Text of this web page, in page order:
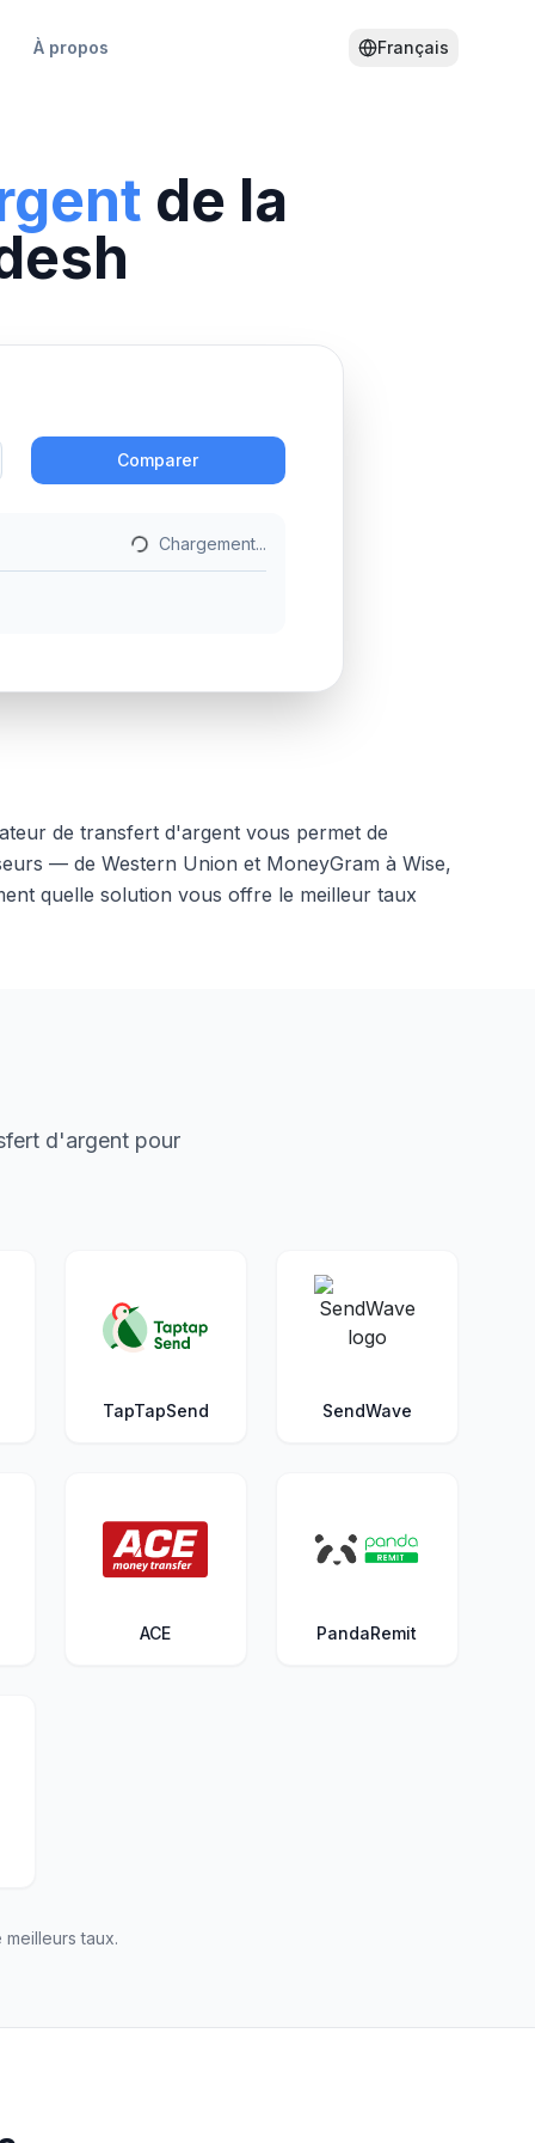
À propos Français
de la
Comparer
Chargement...
de transfert d'argent vous permet de
— de Western Union et MoneyGram à Wise,
quelle solution vous offre le meilleur taux
d'argent pour
TapTapSend SendWave
ACE PandaRemit
taux.